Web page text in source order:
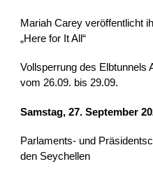
Mariah Carey veröffentlicht
„Here for It All“
Vollsperrung des Elbtunnels
vom 26.09. bis 29.09.
Samstag, 27. September
Parlaments- und
den Seychellen